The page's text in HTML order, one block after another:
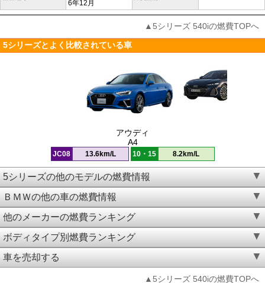
6年12月
▲5シリーズ 540iの燃費TOPへ
5シリーズとよく比較されている車
アウディ
A4
JC08 13.6km/L 10・15 8.2km/L
5シリーズの他のモデルの燃費情報
ＢＭＷの他の車の燃費情報
他のメーカーの燃費ランキング
ボディタイプ別燃費ランキング
車を売却する
▲5シリーズ 540iの燃費TOPへ